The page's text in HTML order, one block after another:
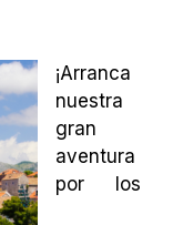
¡Arranca
nuestra
gran
aventura
por los